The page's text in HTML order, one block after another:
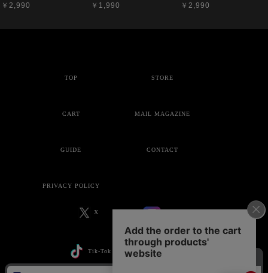
￥2,990 ￥1,990 ￥2,990
TOP STORE
CART MAIL MAGAZINE
GUIDE CONTACT
PRIVACY POLICY
X
Tik-Tok